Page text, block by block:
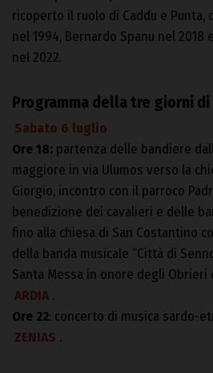
ricoperto il ruolo di Caddu e Punta,
nel 1994, Bernardo Spanu nel 2018
nel 2022.
Programma della tre giorni
Sabato 6 luglio
Ore 18: partenza delle bandiere
maggiore in via Ulumos verso la
Giorgio, incontro con il parroco
benedizione dei cavalieri e delle
fino alla chiesa di San Costantino
della banda musicale “Città di
Santa Messa in onore degli
ARDIA .
Ore 22: concerto di musica sardo-
ZENIAS .